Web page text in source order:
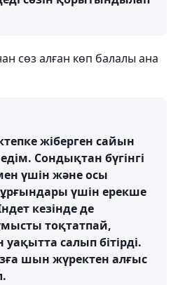
сөз алған көп балалы ана
жіберген сайын
Сондықтан бүгінгі
үшін және осы
үшін ерекше
кезінде де
тоқтатпай,
уақытта салып бітірді.
шын жүректен алғыс